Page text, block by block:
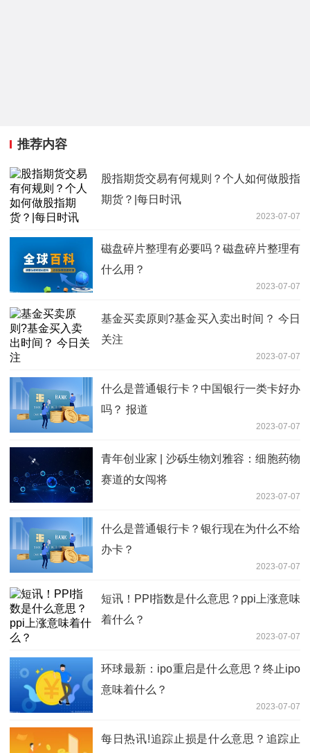
推荐内容
股指期货交易有何规则？个人如何做股指
期货？|每日时讯
2023-07-07
磁盘碎片整理有必要吗？磁盘碎片整理有
什么用？
2023-07-07
基金买卖原则?基金买入卖出时间？ 今日
关注
2023-07-07
什么是普通银行卡？中国银行一类卡好办
吗？ 报道
2023-07-07
青年创业家 | 沙砾生物刘雅容：细胞药物
赛道的女闯将
2023-07-07
什么是普通银行卡？银行现在为什么不给
办卡？
2023-07-07
短讯！PPI指数是什么意思？ppi上涨意味
着什么？
2023-07-07
环球最新：ipo重启是什么意思？终止ipo
意味着什么？
2023-07-07
每日热讯!追踪止损是什么意思？追踪止